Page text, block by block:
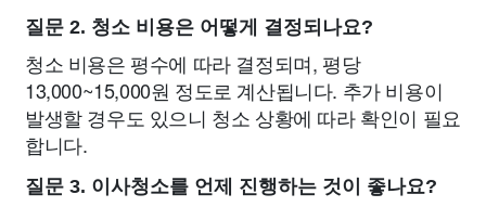
질문 2. 청소 비용은 어떻게 결정되나요?
청소 비용은 평수에 따라 결정되며, 평당
13,000~15,000원 정도로 계산됩니다. 추가 비용이
발생할 경우도 있으니 청소 상황에 따라 확인이 필요
합니다.
질문 3. 이사청소를 언제 진행하는 것이 좋나요?